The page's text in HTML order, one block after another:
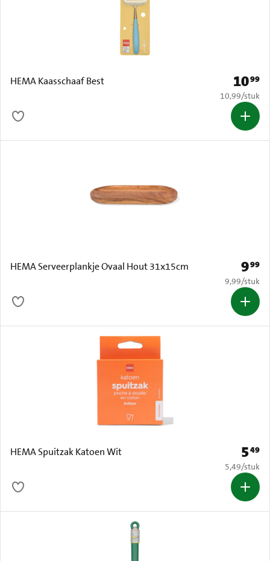
HEMA Kaasschaaf Best Prijs: €
1099
€ 10,99 per
10,99/stuk
HEMA Serveerplankje Ovaal Hout 31x15cm Prijs:
999
€ 9,99 per
9,99/stuk
HEMA Spuitzak Katoen Wit Prijs:
549
€ 5,49 per
5,49/stuk